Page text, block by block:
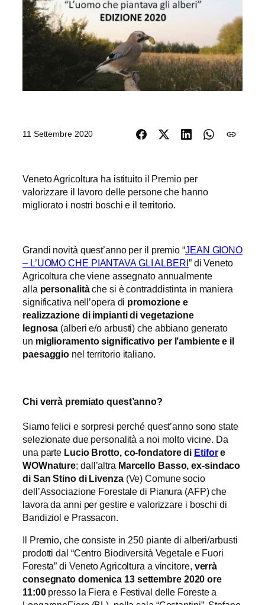
11 Settembre 2020
Veneto Agricoltura ha istituito il Premio per
valorizzare il lavoro delle persone che hanno
migliorato i nostri boschi e il territorio.
Grandi novità quest’anno per il premio “JEAN GIONO
– L’UOMO CHE PIANTAVA GLI ALBERI ” di Veneto
Agricoltura che viene assegnato annualmente
alla personalitàche si è contraddistinta in maniera
significativa nell’opera di promozione e
realizzazione di impianti di vegetazione
legnosa (alberi e/o arbusti) che abbiano generato
un miglioramento significativo per l’ambiente e il
paesaggio nel territorio italiano.
Chi verrà premiato quest’anno?
Siamo felici e sorpresi perché quest’anno sono state
selezionate due personalità a noi molto vicine. Da
una parte Lucio Brotto, co-fondatore di Etifore
WOWnature; dall’altra Marcello Basso, ex-sindaco
di San Stino di Livenza(Ve) Comune socio
dell’Associazione Forestale di Pianura (AFP) che
lavora da anni per gestire e valorizzare i boschi di
Bandiziol e Prassacon.
Il Premio, che consiste in 250 piante di alberi/arbusti
prodotti dal “Centro Biodiversità Vegetale e Fuori
Foresta” di Veneto Agricoltura a vincitore, verrà
consegnato domenica 13 settembre 2020 ore
11:00 presso la Fiera e Festival delle Foreste a